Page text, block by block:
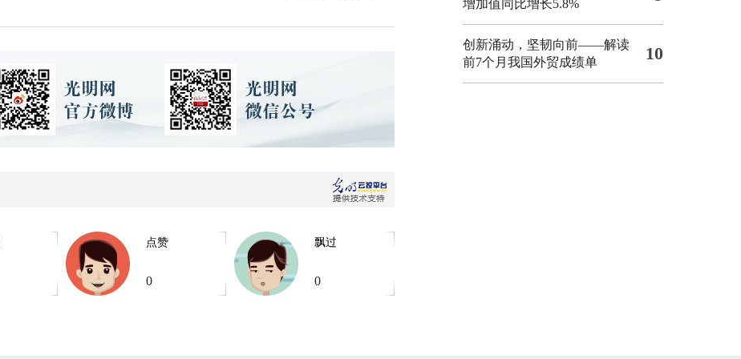
点赞
0
飘过
0
增加值同比增长5.8%
创新涌动，坚韧向前——解读
前7个月我国外贸成绩单
10